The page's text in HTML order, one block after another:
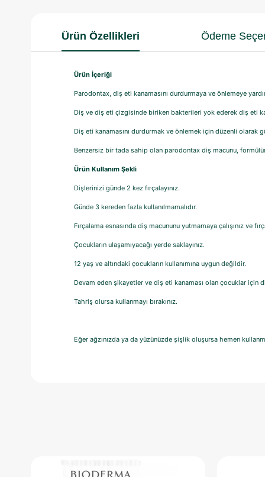
Ürün Özellikleri Ödeme
Ürün İçeriği
Parodontax, diş eti kanamasını durdurmaya ve önlemeye
Diş ve diş eti çizgisinde biriken bakterileri yok ederek diş eti
Diş eti kanamasını durdurmak ve önlemek için düzenli olarak
Benzersiz bir tada sahip olan parodontax diş macunu,
Ürün Kullanım Şekli
Dişlerinizi günde 2 kez fırçalayınız.
Günde 3 kereden fazla kullanılmamalıdır.
Fırçalama esnasında diş macununu yutmamaya çalışınız ve
Çocukların ulaşamıyacağı yerde saklayınız.
12 yaş ve altındaki çocukların kullanımına uygun değildir.
Devam eden şikayetler ve diş eti kanaması olan çocuklar için
Tahriş olursa kullanmayı bırakınız.
Eğer ağzınızda ya da yüzünüzde şişlik oluşursa hemen